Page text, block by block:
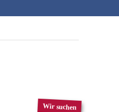
Wir suchen